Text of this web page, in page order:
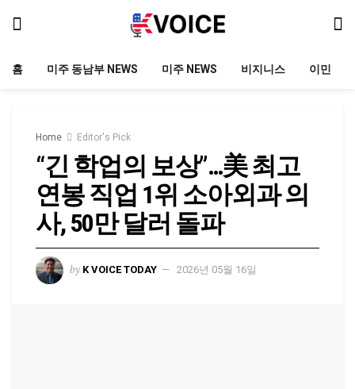
홈 미주 동남부 NEWS 미주 NEWS 비지니스 이민
Home Editor's Pick
“긴 학업의 보상”…美 최고
연봉 직업 1위 소아외과 의
사, 50만 달러 돌파
by K VOICE TODAY 2026년 05월 16일